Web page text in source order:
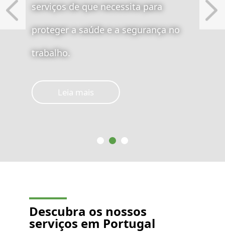
serviços de que necessita para
proteger a saúde e a segurança no
trabalho.
Leia mais
Descubra os nossos
serviços em Portugal